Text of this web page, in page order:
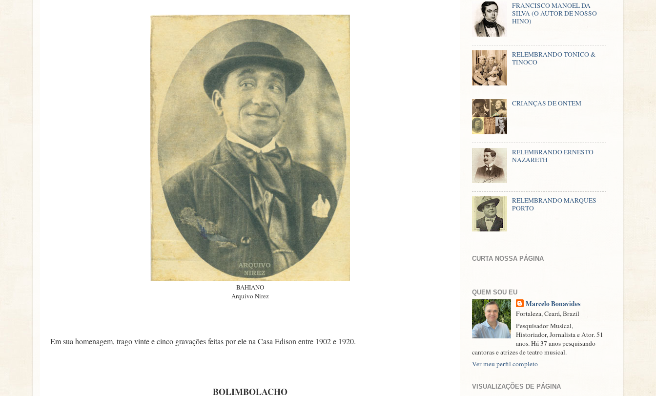
BAHIANO
Arquivo Nirez
Em sua homenagem, trago vinte e cinco gravações feitas por ele na Casa Edison entre 1902 e 1920.
BOLIMBOLACHO
FRANCISCO MANOEL DA
SILVA (O AUTOR DE NOSSO
HINO)
RELEMBRANDO TONICO &
TINOCO
CRIANÇAS DE ONTEM
RELEMBRANDO ERNESTO
NAZARETH
RELEMBRANDO MARQUES
PORTO
CURTA NOSSA PÁGINA
QUEM SOU EU
Marcelo Bonavides
Fortaleza, Ceará, Brazil
Pesquisador Musical,
Historiador, Jornalista e Ator. 51
anos. Há 37 anos pesquisando
cantoras e atrizes de teatro musical.
Ver meu perfil completo
VISUALIZAÇÕES DE PÁGINA